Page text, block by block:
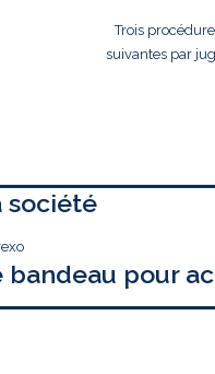
Trois
suivantes par
société
bandeau pour